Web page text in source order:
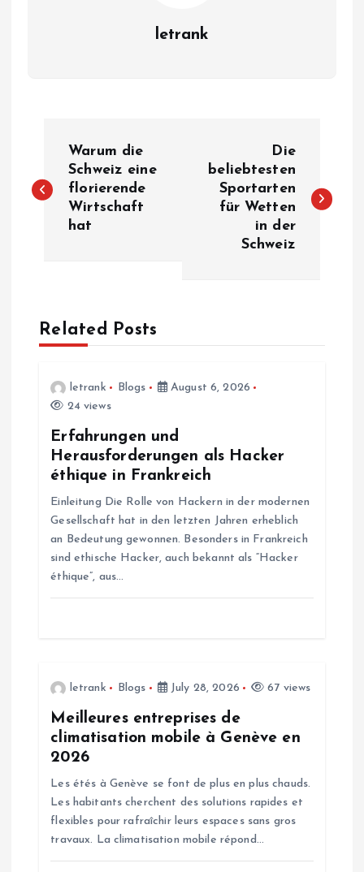
letrank
o
a
Warum die
Schweiz eine
florierende
Wirtschaft
hat
Die
beliebtesten
Sportarten
für Wetten
in der
Schweiz
Related Posts
letrank Blogs
August 6, 2026
24 views
Erfahrungen und
Herausforderungen als Hacker
éthique in Frankreich
Einleitung Die Rolle von Hackern in der modernen
Gesellschaft hat in den letzten Jahren erheblich
an Bedeutung gewonnen. Besonders in Frankreich
sind ethische Hacker, auch bekannt als “Hacker
éthique”, aus…
letrank Blogs July 28, 2026 67 views
Meilleures entreprises de
climatisation mobile à Genève en
2026
Les étés à Genève se font de plus en plus chauds.
Les habitants cherchent des solutions rapides et
flexibles pour rafraîchir leurs espaces sans gros
travaux. La climatisation mobile répond…